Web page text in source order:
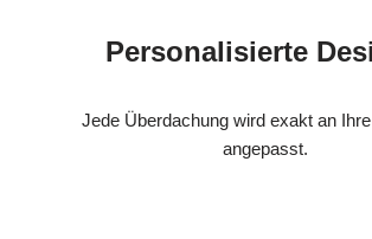
Personalisierte
Jede Überdachung wird exakt an
angepasst.